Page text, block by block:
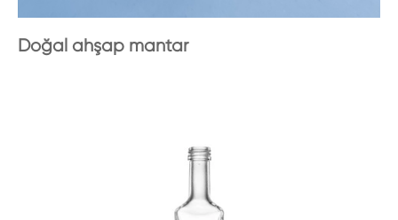
Doğal ahşap mantar